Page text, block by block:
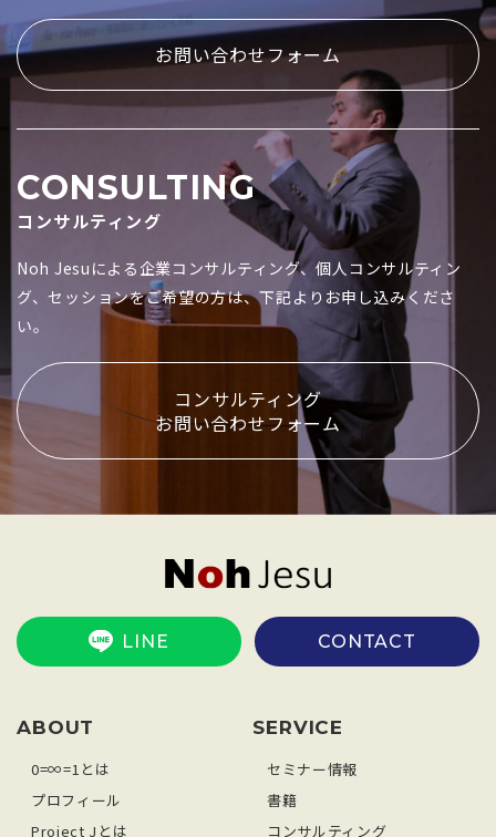
お問い合わせフォーム
CONSULTING
コンサルティング
Noh Jesuによる企業コンサルティング、個人コンサルティン
グ、セッションをご希望の方は、下記よりお申し込みくださ
い。
コンサルティング
お問い合わせフォーム
LINE CONTACT
ABOUT
0=∞=1とは
プロフィール
Project Jとは
SERVICE
セミナー情報
書籍
コンサルティング